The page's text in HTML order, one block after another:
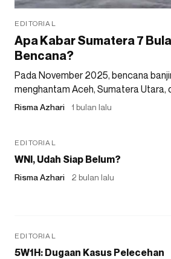
EDITORIAL
Apa Kabar Sumatera 7
Bencana?
Pada November 2025, bencana
menghantam Aceh, Sumatera Utara,
Risma Azhari 1 bulan lalu
EDITORIAL
WNI, Udah Siap Belum?
Risma Azhari 2 bulan lalu
EDITORIAL
5W1H: Dugaan Kasus Pelecehan